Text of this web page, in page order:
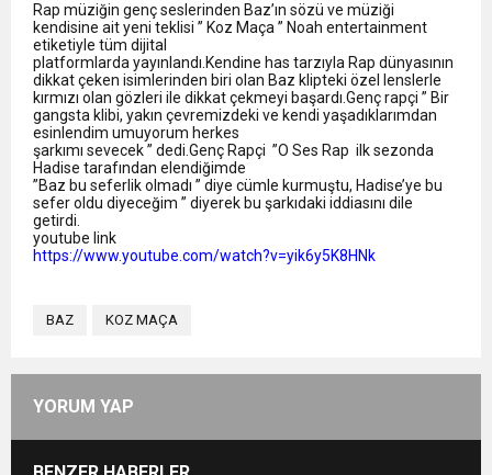
Rap müziğin genç seslerinden Baz’ın sözü ve müziği
kendisine ait yeni teklisi ” Koz Maça ” Noah entertainment
etiketiyle tüm dijital
platformlarda yayınlandı.Kendine has tarzıyla Rap dünyasının
dikkat çeken isimlerinden biri olan Baz klipteki özel lenslerle
kırmızı olan gözleri ile dikkat çekmeyi başardı.Genç rapçi ” Bir
gangsta klibi, yakın çevremizdeki ve kendi yaşadıklarımdan
esinlendim umuyorum herkes
şarkımı sevecek ” dedi.Genç Rapçi ”O Ses Rap ilk sezonda
Hadise tarafından elendiğimde
”Baz bu seferlik olmadı ” diye cümle kurmuştu, Hadise’ye bu
sefer oldu diyeceğim ” diyerek bu şarkıdaki iddiasını dile
getirdi.
youtube link
https://www.youtube.com/watch?v=yik6y5K8HNk
BAZ KOZ MAÇA
YORUM YAP